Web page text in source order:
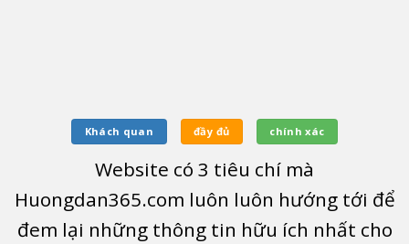
Khách quan đầy đủ chính xác
Website có 3 tiêu chí mà
Huongdan365.com luôn luôn hướng tới để
đem lại những thông tin hữu ích nhất cho